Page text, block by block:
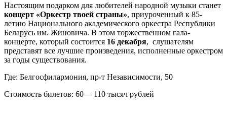
Настоящим подарком для любителей народной музыки станет
концерт «Оркестр твоей страны», приуроченный к 85-
летию Национального академического оркестра Республики
Беларусь им. Жиновича. В этом торжественном гала-
концерте, который состоится 16 декабря, слушателям
представят все лучшие произведения, исполненные оркестром
за годы существования.
Где: Белгосфилармония, пр-т Независимости, 50
Стоимость билетов: 60— 110 тысяч рублей